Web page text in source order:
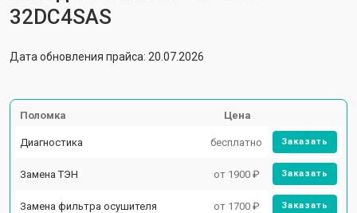
32DC4SAS
Дата обновления прайса: 20.07.2026
Поломка Цена
Диагностика бесплатно Заказать
Замена ТЭН от 1900 ₽ Заказать
Замена фильтра осушителя от 1700 ₽ Заказать